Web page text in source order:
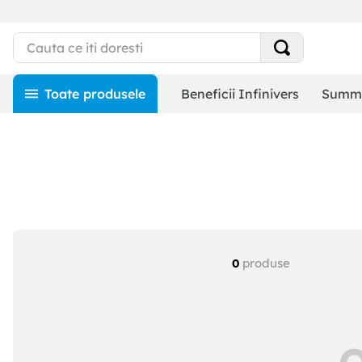
Beneficii Infinivers
0 produse